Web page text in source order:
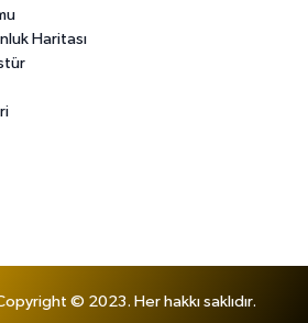
Haritası
© 2023. Her hakkı saklıdır.